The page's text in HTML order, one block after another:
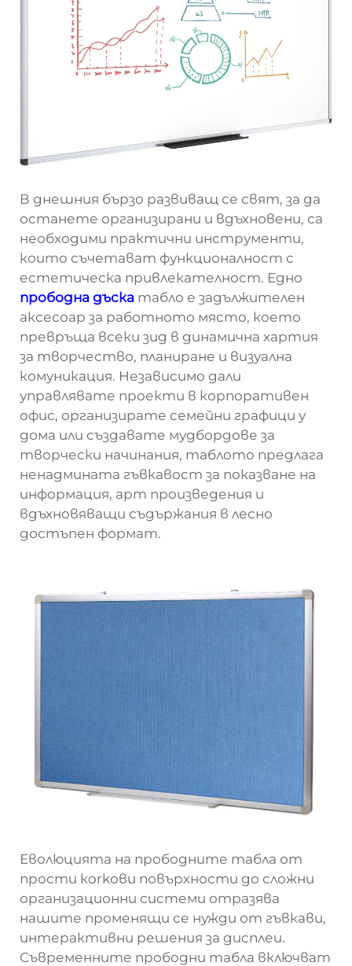
В днешния бързо развиващ се свят, за да
останете организирани и вдъхновени, са
необходими практични инструменти,
които съчетават функционалност с
естетическа привлекателност. Едно
прободна дъска табло е задължителен
аксесоар за работното място, което
превръща всеки зид в динамична хартия
за творчество, планиране и визуална
комуникация. Независимо дали
управлявате проекти в корпоративен
офис, организирате семейни графици у
дома или създавате мудбордове за
творчески начинания, таблото предлага
ненадмината гъвкавост за показване на
информация, арт произведения и
вдъхновяващи съдържания в лесно
достъпен формат.
Еволюцията на прободните табла от
прости кorkови повърхности до сложни
организационни системи отразява
нашите променящи се нужди от гъвкави,
интерактивни решения за дисплеи.
Съвременните прободни табла включват